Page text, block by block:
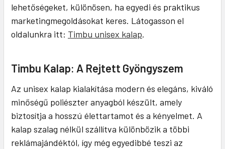
lehetőségeket, különösen, ha egyedi és praktikus
marketingmegoldásokat keres. Látogasson el
oldalunkra itt: Timbu unisex kalap.
Timbu Kalap: A Rejtett Gyöngyszem
Az unisex kalap kialakítása modern és elegáns, kiváló
minőségű poliészter anyagból készült, amely
biztosítja a hosszú élettartamot és a kényelmet. A
kalap szalag nélkül szállítva különbözik a többi
reklámajándéktól, így még egyedibbé teszi az